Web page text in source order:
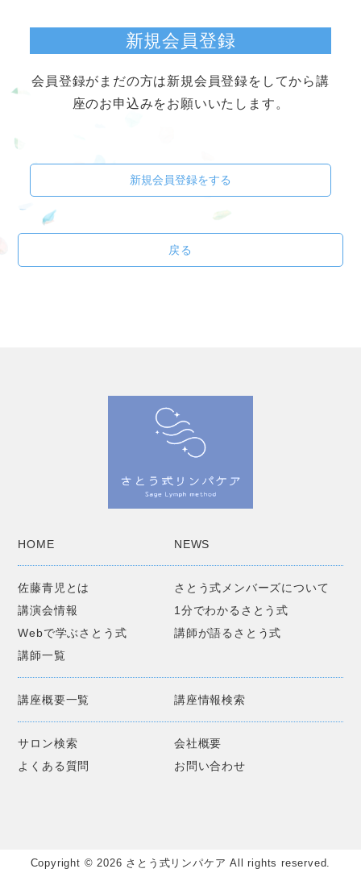
新規会員登録
会員登録がまだの方は新規会員登録をしてから講
座のお申込みをお願いいたします。
新規会員登録をする
戻る
HOME NEWS
佐藤青児とは
さとう式メンバーズについて
講演会情報
1分でわかるさとう式
Webで学ぶさとう式
講師が語るさとう式
講師一覧
講座概要一覧 講座情報検索
サロン検索
会社概要
よくある質問
お問い合わせ
Copyright © 2026 さとう式リンパケア All rights reserved.